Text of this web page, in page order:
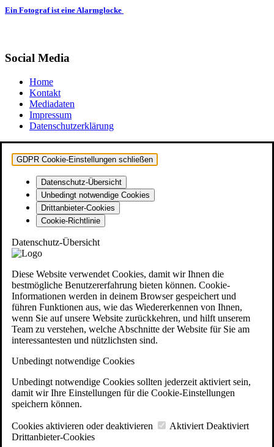
Ein Fotograf ist eine Alarmglocke
Social Media
Home
Kontakt
Mediadaten
Impressum
Datenschutzerklärung
GDPR Cookie-Einstellungen schließen
Datenschutz-Übersicht
Unbedingt notwendige Cookies
Drittanbieter-Cookies
Cookie-Richtlinie
Datenschutz-Übersicht
Diese Website verwendet Cookies, damit wir Ihnen die
bestmögliche Benutzererfahrung bieten können. Cookie-
Informationen werden in deinem Browser gespeichert und
führen Funktionen aus, wie das Wiedererkennen von Ihnen,
wenn Sie auf unsere Website zurückkehren, und hilft unserem
Team zu verstehen, welche Abschnitte der Website für Sie am
interessantesten und nützlichsten sind.
Unbedingt notwendige Cookies
Unbedingt notwendige Cookies sollten jederzeit aktiviert sein,
damit wir Ihre Einstellungen für die Cookie-Einstellungen
speichern können.
Cookies aktivieren oder deaktivieren Aktiviert Deaktiviert
Drittanbieter-Cookies